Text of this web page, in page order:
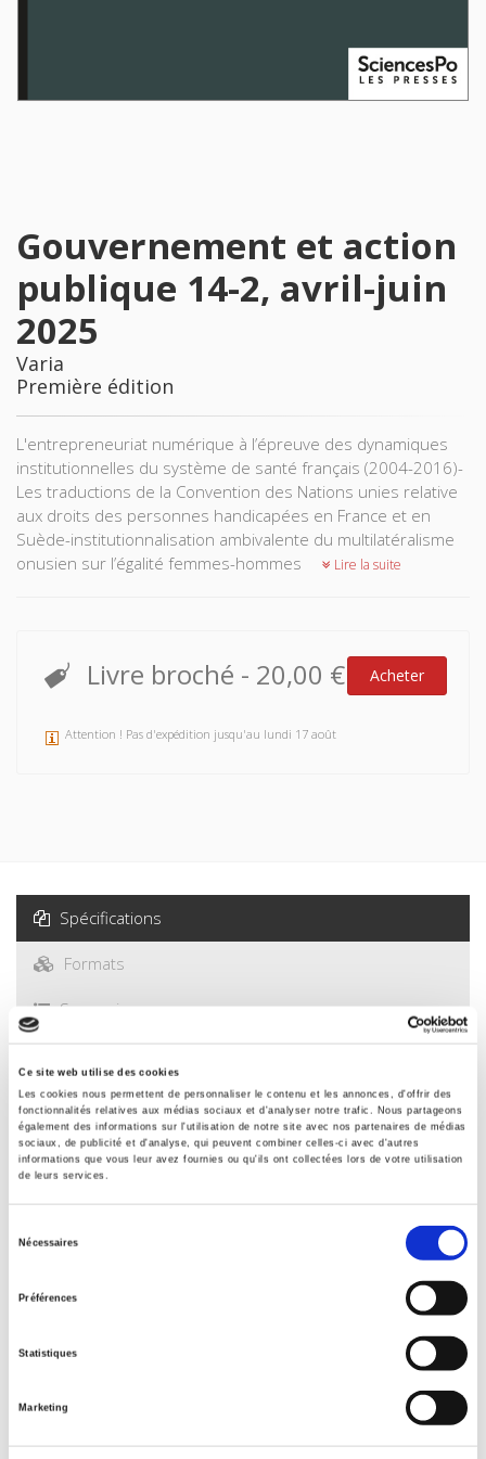
Ce site web utilise des cookies
Les cookies nous permettent de personnaliser le contenu et les annonces, d'offrir des
fonctionnalités relatives aux médias sociaux et d'analyser notre trafic. Nous partageons
également des informations sur l'utilisation de notre site avec nos partenaires de médias
sociaux, de publicité et d'analyse, qui peuvent combiner celles-ci avec d'autres
informations que vous leur avez fournies ou qu'ils ont collectées lors de votre utilisation
de leurs services.
Nécessaires
Préférences
Statistiques
Marketing
Gouvernement et action
publique 14-2, avril-juin
2025
Varia
Première édition
L'entrepreneuriat numérique à l’épreuve des dynamiques
institutionnelles du système de santé français (2004-2016)-
Les traductions de la Convention des Nations unies relative
aux droits des personnes handicapées en France et en
Suède-institutionnalisation ambivalente du multilatéralisme
onusien sur l’égalité femmes-hommes
Lire la suite
Livre broché - 20,00 € Acheter
Attention ! Pas d'expédition jusqu'au lundi 17 août
Spécifications
Formats
Sommaire
Spécifications
Éditeur
Presses de Sciences Po
Auteur
Revue
ISSN
Langue
Catégorie (éditeur)
Administration
française